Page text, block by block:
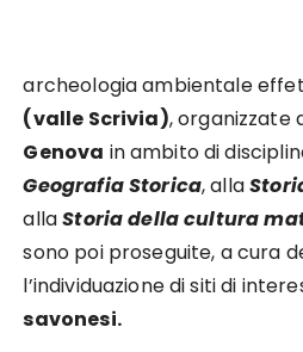
archeologia ambientale
(valle Scrivia), organizzate
Genova in ambito di
Geografia Storica, alla
allaStoria della cultura
sono poi proseguite, a cura
l’individuazione di siti di
savonesi.